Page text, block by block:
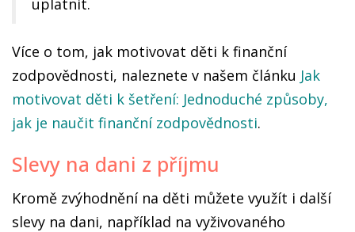
uplatnit.
Více o tom, jak motivovat děti k finanční
zodpovědnosti, naleznete v našem článku Jak
motivovat děti k šetření: Jednoduché způsoby,
jak je naučit finanční zodpovědnosti.
Slevy na dani z příjmu
Kromě zvýhodnění na děti můžete využít i další
slevy na dani, například na vyživovaného